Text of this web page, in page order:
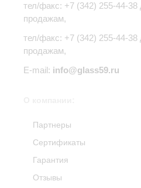
тел/факс: +7 (342) 255-44-38
продажам,
тел/факс: +7 (342) 255-44-
продажам,
E-mail: info@glass59.ru
Партнеры
Сертификаты
Гарантия
Отзывы